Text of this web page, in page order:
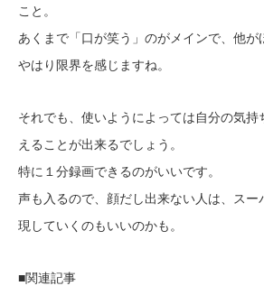
こと。
あくまで「口が笑う」のがメインで、他
やはり限界を感じますね。
それでも、使いようによっては自分の気
えることが出来るでしょう。
特に１分録画できるのがいいです。
声も入るので、顔だし出来ない人は、スー
現していくのもいいのかも。
■関連記事